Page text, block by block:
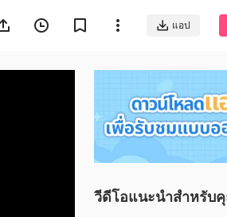
แอป
วีดีโอแนะนำสำหรับ